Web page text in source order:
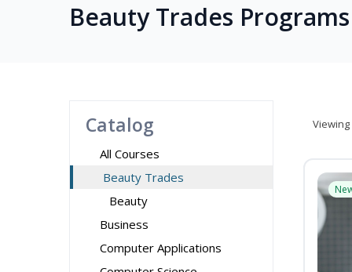
Beauty Trades Programs
Catalog
All Courses
Beauty Trades
Beauty
Business
Computer Applications
Viewing